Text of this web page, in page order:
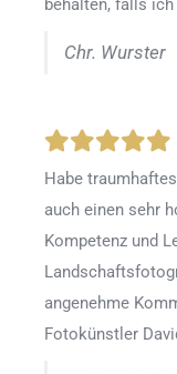
behalten, falls
Chr. Wurster
Habe
auch einen sehr
Kompetenz und
angenehme
Fotokünstler